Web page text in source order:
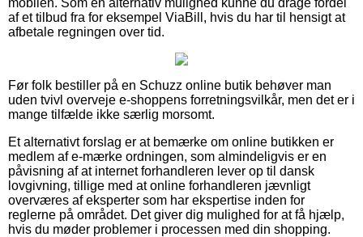
af et tilbud fra for eksempel ViaBill, hvis du har til hensigt at
afbetale regningen over tid.
Før folk bestiller på en Schuzz online butik behøver man
uden tvivl overveje e-shoppens forretningsvilkår, men det er i
mange tilfælde ikke særlig morsomt.
Et alternativt forslag er at bemærke om online butikken er
medlem af e-mærke ordningen, som almindeligvis er en
påvisning af at internet forhandleren lever op til dansk
lovgivning, tillige med at online forhandleren jævnligt
overværes af eksperter som har ekspertise inden for
reglerne på området. Det giver dig mulighed for at få hjælp,
hvis du møder problemer i processen med din shopping.